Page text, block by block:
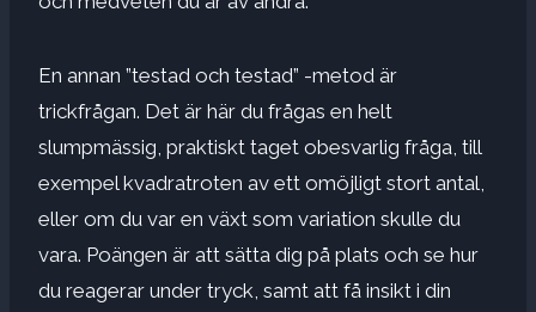
En annan ”testad och testad” -metod är
trickfrågan. Det är här du frågas en helt
slumpmässig, praktiskt taget obesvarlig fråga, till
exempel kvadratroten av ett omöjligt stort antal,
eller om du var en växt som variation skulle du
vara. Poängen är att sätta dig på plats och se hur
du reagerar under tryck, samt att få insikt i din